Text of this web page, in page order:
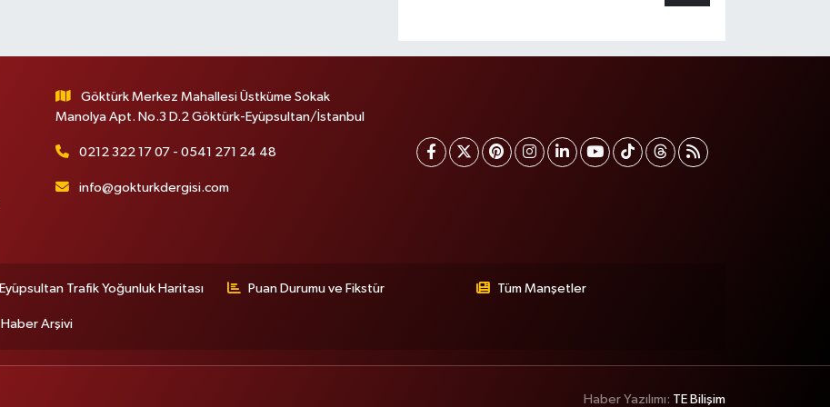
Göktürk Merkez Mahallesi Üstküme Sokak
Manolya Apt. No.3 D.2 Göktürk-Eyüpsultan/İstanbul
0212 322 17 07 - 0541 271 24 48
info@gokturkdergisi.com
Eyüpsultan Trafik Yoğunluk Haritası Puan Durumu ve Fikstür Tüm Manşetler
Haber Arşivi
Haber Yazılımı: TE Bilişim